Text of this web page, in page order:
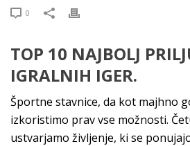
0
TOP 10 NAJBOLJ
IGRALNIH IGER.
Športne stavnice, da kot majhno
izkoristimo prav vse možnosti.
ustvarjamo življenje, ki se